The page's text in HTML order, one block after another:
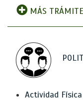
MÁS
Actividad